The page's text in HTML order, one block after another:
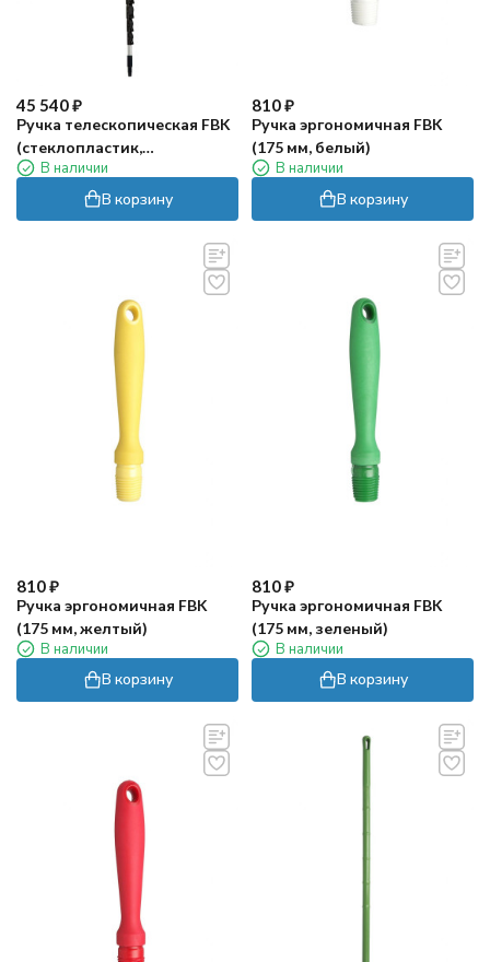
45 540₽
Ручка телескопическая FBK
(стеклопластик,
1900/9500х46 мм)
В наличии
В корзину
810₽
Ручка эргономичная FBK
(175 мм, белый)
В наличии
В корзину
810₽
Ручка эргономичная FBK
(175 мм, желтый)
В наличии
В корзину
810₽
Ручка эргономичная FBK
(175 мм, зеленый)
В наличии
В корзину